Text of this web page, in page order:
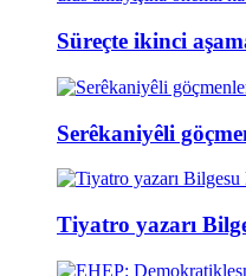
Süreçte ikinci
Serêkaniyêli
Tiyatro yazarı